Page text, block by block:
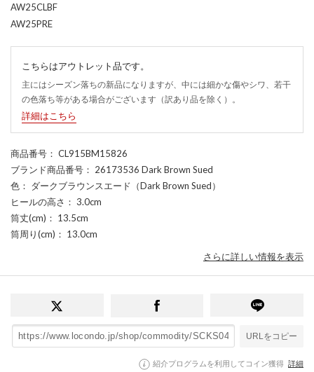
AW25CLBF
AW25PRE
こちらはアウトレット品です。
主にはシーズン落ちの新品になりますが、中には細かな傷やシワ、若干
の色落ち等がある場合がございます（訳あり品を除く）。
詳細はこちら
商品番号 ： CL915BM15826
ブランド商品番号 ： 26173536 Dark Brown Sued
色 ： ダークブラウンスエード（Dark Brown Sued）
ヒールの高さ ： 3.0cm
筒丈(cm) ： 13.5cm
筒周り(cm) ： 13.0cm
さらに詳しい情報を表示
URLをコピー
紹介プログラムを利用してコイン獲得 詳細